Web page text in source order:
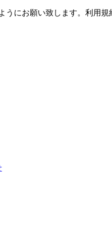
うにお願い致します。利用規